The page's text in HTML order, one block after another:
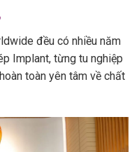
đều có nhiều năm
Implant, từng tu nghiệp
toàn yên tâm về chất